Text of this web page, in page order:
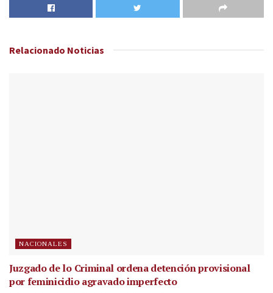
Relacionado Noticias
NACIONALES
Juzgado de lo Criminal ordena detención provisional
por feminicidio agravado imperfecto